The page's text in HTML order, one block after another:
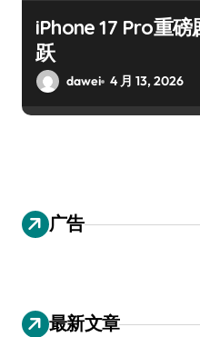
iPhone 17 Pro重
跃
dawei 4 月 13, 2026
广告
最新文章